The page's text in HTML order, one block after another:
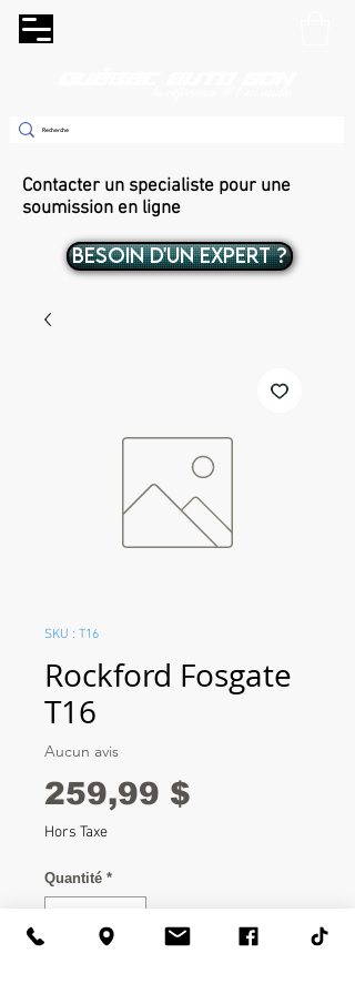
Contacter un specialiste pour une
soumission en ligne
BESOIN D'UN EXPERT ?
SKU : T16
Rockford Fosgate
T16
Aucun avis
259,99 $
Hors Taxe
Quantité *